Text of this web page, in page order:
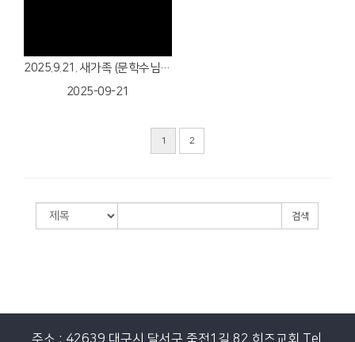
2025.9.21. 새가족 (문학수님, 백화진님, 문영민, 문강민) 환영합니다!
2025-09-21
1 2
검색
주소 : 42639 대구시 달서구 죽전1길 82 히즈교회 Tel.